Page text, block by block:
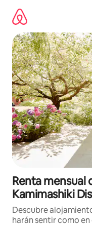
contenido
Renta mensual
Kamimashiki
Descubre
harán sentir como en